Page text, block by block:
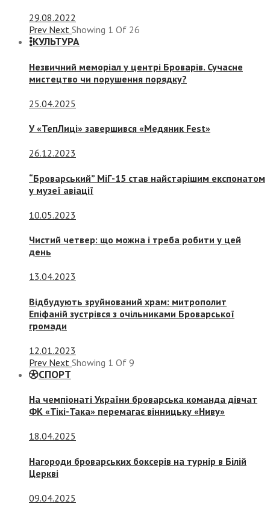
29.08.2022
Prev Next Showing 1 Of 26
КУЛЬТУРА
Незвичний меморіал у центрі Броварів. Сучасне
мистецтво чи порушення порядку?
25.04.2025
У «ТепЛиці» завершився «Медяник Fest»
26.12.2023
“Броварський” МіГ-15 став найстарішим експонатом
у музеї авіації
10.05.2023
Чистий четвер: що можна і треба робити у цей
день
13.04.2023
Відбудують зруйнований храм: митрополит
Епіфаній зустрівся з очільниками Броварської
громади
12.01.2023
Prev Next Showing 1 Of 9
СПОРТ
На чемпіонаті України броварська команда дівчат
ФК «Тікі-Така» перемагає вінницьку «Ниву»
18.04.2025
Нагороди броварських боксерів на турнір в Білій
Церкві
09.04.2025